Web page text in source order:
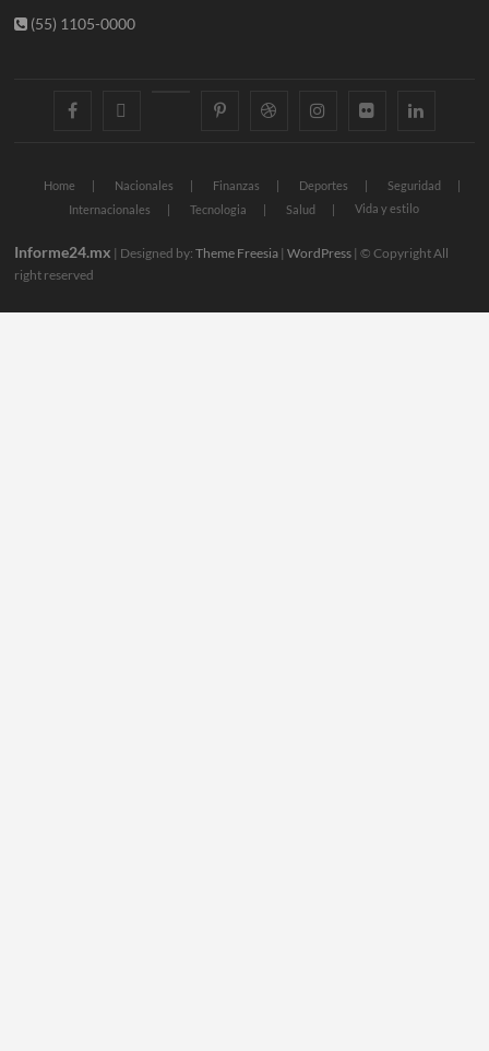
(55) 1105-0000
facebook googlepluspinterestdribbble instagramflickr linkedin
Home Nacionales Finanzas Deportes
Seguridad
Internacionales
Tecnologia Salud Vida y estilo
Informe24.mx | Designed by:Theme Freesia |WordPress | © Copyright All
right reserved